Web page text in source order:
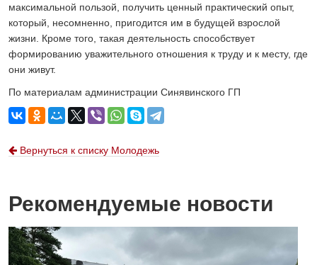
максимальной пользой, получить ценный практический опыт,
который, несомненно, пригодится им в будущей взрослой
жизни. Кроме того, такая деятельность способствует
формированию уважительного отношения к труду и к месту, где
они живут.
По материалам администрации Синявинского ГП
Вернуться к списку Молодежь
Рекомендуемые новости